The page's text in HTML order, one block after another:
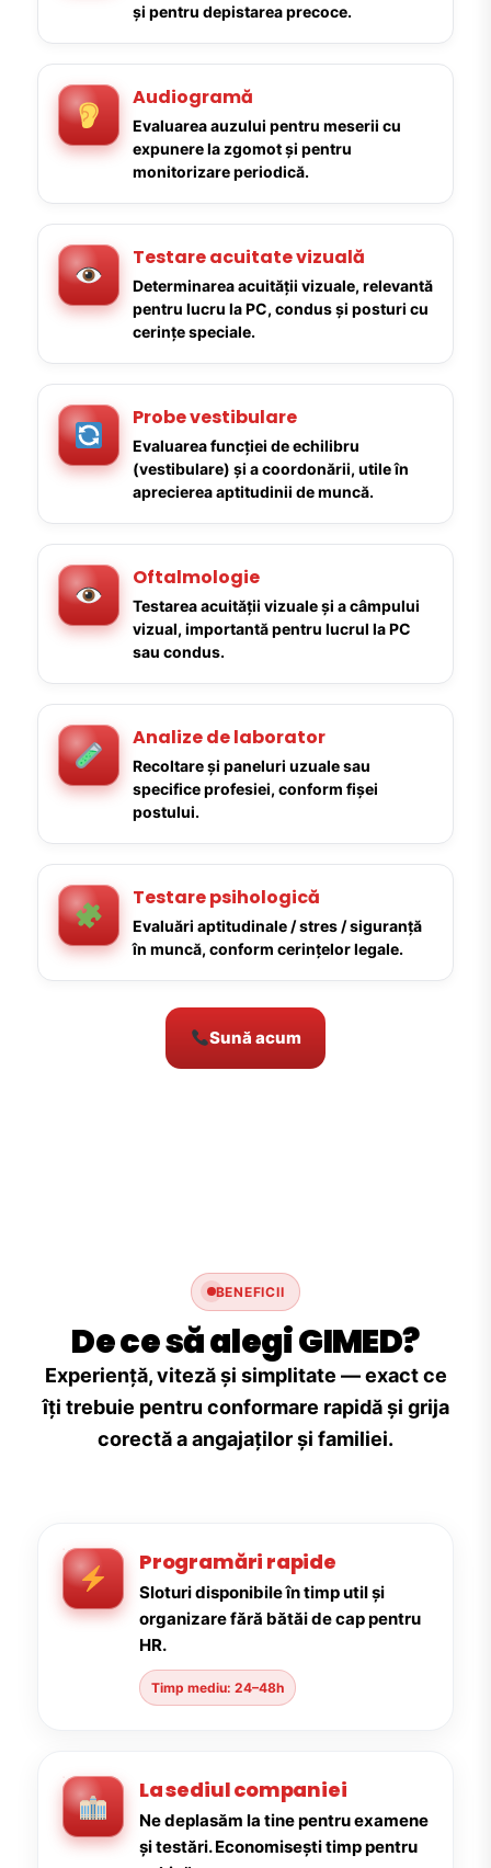
și pentru depistarea precoce.
Audiogramă
Evaluarea auzului pentru meserii cu
expunere la zgomot și pentru
monitorizare periodică.
Testare acuitate vizuală
Determinarea acuității vizuale, relevantă
pentru lucru la PC, condus și posturi cu
cerințe speciale.
Probe vestibulare
Evaluarea funcției de echilibru
(vestibulare) și a coordonării, utile în
aprecierea aptitudinii de muncă.
Oftalmologie
Testarea acuității vizuale și a câmpului
vizual, importantă pentru lucrul la PC
sau condus.
Analize de laborator
Recoltare și paneluri uzuale sau
specifice profesiei, conform fișei
postului.
Testare psihologică
Evaluări aptitudinale / stres / siguranță
în muncă, conform cerințelor legale.
Sună acum
BENEFICII
De ce să alegi GIMED?
Experiență, viteză și simplitate — exact ce
îți trebuie pentru conformare rapidă și grija
corectă a angajaților și familiei.
Programări rapide
Sloturi disponibile în timp util și
organizare fără bătăi de cap pentru
HR.
Timp mediu: 24–48h
La sediul companiei
Ne deplasăm la tine pentru examene
și testări. Economisești timp pentru